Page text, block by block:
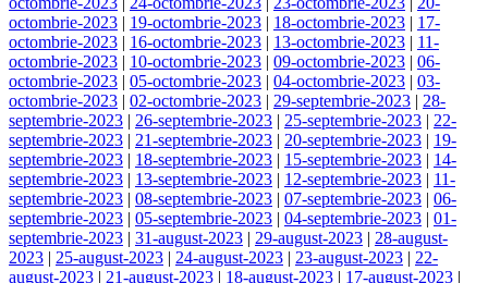
octombrie-2023 | 19-octombrie-2023 | 18-octombrie-2023 | 17-
octombrie-2023 | 16-octombrie-2023 | 13-octombrie-2023 | 11-
octombrie-2023 | 10-octombrie-2023 | 09-octombrie-2023 | 06-
octombrie-2023 | 05-octombrie-2023 | 04-octombrie-2023 | 03-
octombrie-2023 | 02-octombrie-2023 | 29-septembrie-2023 | 28-
septembrie-2023 | 26-septembrie-2023 | 25-septembrie-2023 | 22-
septembrie-2023 | 21-septembrie-2023 | 20-septembrie-2023 | 19-
septembrie-2023 | 18-septembrie-2023 | 15-septembrie-2023 | 14-
septembrie-2023 | 13-septembrie-2023 | 12-septembrie-2023 | 11-
septembrie-2023 | 08-septembrie-2023 | 07-septembrie-2023 | 06-
septembrie-2023 | 05-septembrie-2023 | 04-septembrie-2023 | 01-
septembrie-2023 | 31-august-2023 | 29-august-2023 | 28-august-
2023 | 25-august-2023 | 24-august-2023 | 23-august-2023 | 22-
august-2023 | 21-august-2023 | 18-august-2023 | 17-august-2023 |